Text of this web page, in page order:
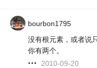
bourbon1795
没有根元素，或者说
你有两个。
2010-09-20